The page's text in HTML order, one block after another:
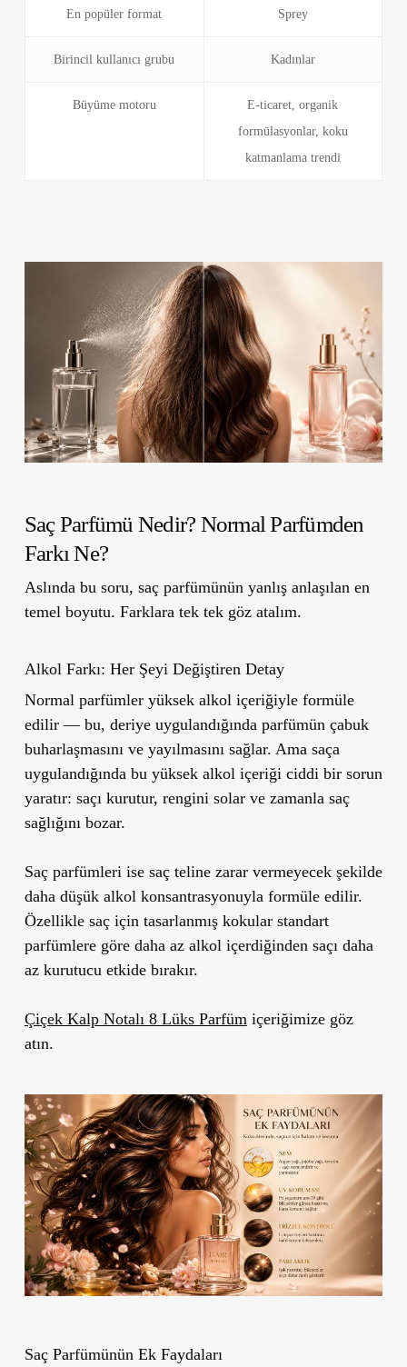
En popüler format Sprey
Birincil kullanıcı grubu Kadınlar
Büyüme motoru
E-ticaret, organik
formülasyonlar, koku
katmanlama trendi
Saç Parfümü Nedir? Normal Parfümden
Farkı Ne?
Aslında bu soru, saç parfümünün yanlış anlaşılan en
temel boyutu. Farklara tek tek göz atalım.
Alkol Farkı: Her Şeyi Değiştiren Detay
Normal parfümler yüksek alkol içeriğiyle formüle
edilir — bu, deriye uygulandığında parfümün çabuk
buharlaşmasını ve yayılmasını sağlar. Ama saça
uygulandığında bu yüksek alkol içeriği ciddi bir sorun
yaratır: saçı kurutur, rengini solar ve zamanla saç
sağlığını bozar.
Saç parfümleri ise saç teline zarar vermeyecek şekilde
daha düşük alkolkonsantrasyonuyla formüle edilir.
Özellikle saç için tasarlanmış kokular standart
parfümlere göre daha az alkol içerdiğinden saçı daha
az kurutucu etkide bırakır.
Çiçek Kalp Notalı 8 Lüks Parfümiçeriğimize göz
atın.
Saç Parfümünün Ek Faydaları